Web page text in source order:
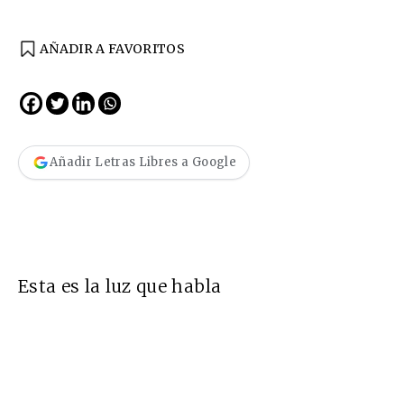
AÑADIR A FAVORITOS
Añadir Letras Libres a Google
Esta es la luz que habla